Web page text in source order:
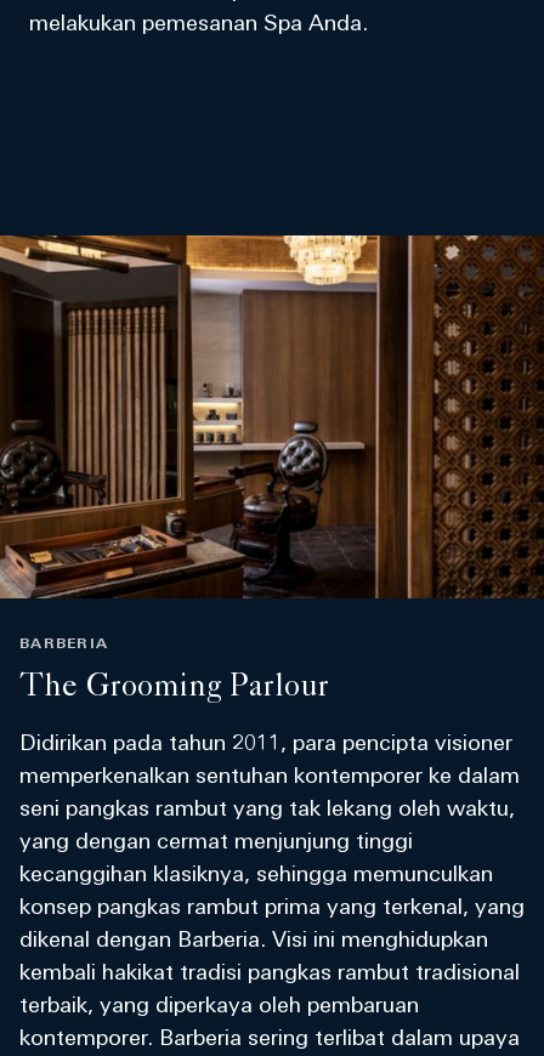
melakukan pemesanan Spa Anda.
BARBERIA
The Grooming Parlour
Didirikan pada tahun 2011, para pencipta visioner
memperkenalkan sentuhan kontemporer ke dalam
seni pangkas rambut yang tak lekang oleh waktu,
yang dengan cermat menjunjung tinggi
kecanggihan klasiknya, sehingga memunculkan
konsep pangkas rambut prima yang terkenal, yang
dikenal dengan Barberia. Visi ini menghidupkan
kembali hakikat tradisi pangkas rambut tradisional
terbaik, yang diperkaya oleh pembaruan
kontemporer. Barberia sering terlibat dalam upaya